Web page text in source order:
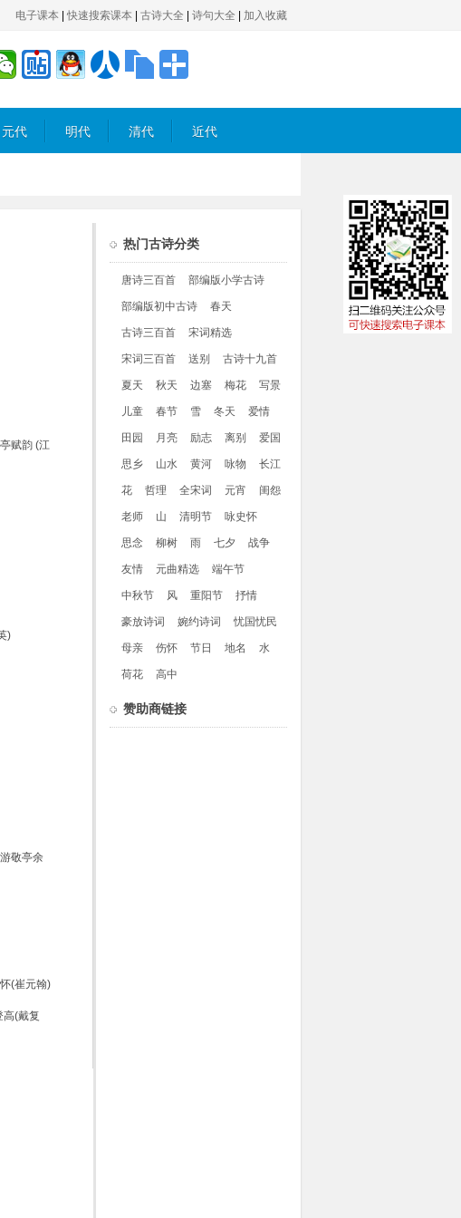
电子课本 快速搜索课本 古诗大全 诗句大全 加入收藏
元代 明代 清代 近代
赋韵 (江
)
敬亭余
(崔元翰)
高(戴复
热门古诗分类
唐诗三百首 部编版小学古诗
部编版初中古诗 春天
古诗三百首 宋词精选
宋词三百首 送别 古诗十九首
夏天 秋天 边塞 梅花 写景
儿童 春节 雪 冬天 爱情
田园 月亮 励志 离别 爱国
思乡 山水 黄河 咏物 长江
花 哲理 全宋词 元宵 闺怨
老师 山 清明节 咏史怀
思念 柳树 雨 七夕 战争
友情 元曲精选 端午节
中秋节 风 重阳节 抒情
豪放诗词 婉约诗词 忧国忧民
母亲 伤怀 节日 地名 水
荷花 高中
赞助商链接